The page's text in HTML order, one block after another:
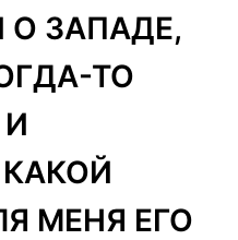
ЗАПАДЕ,
ТО
МЕНЯ ЕГО